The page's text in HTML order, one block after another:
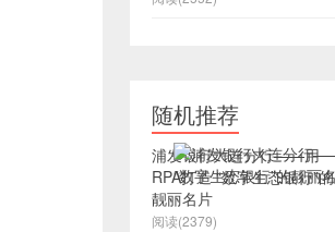
随机推荐
浦发银行大连分行——用
RPA打造 “数字生态银行”的
靓丽名片
阅读(2379)